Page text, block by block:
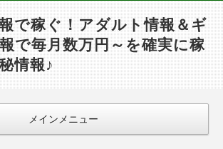
で稼ぐ！アダルト情報＆ギ
で毎月数万円～を確実に稼
情報♪
メインメニュー